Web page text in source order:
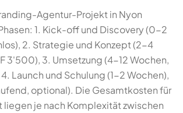
Agentur-Projekt in Nyon
1. Kick-off und Discovery (0-2
2. Strategie und Konzept (2-4
3'500), 3. Umsetzung (4-12 Wochen,
Launch und Schulung (1-2 Wochen),
optional). Die Gesamtkosten für
liegen je nach Komplexität zwischen